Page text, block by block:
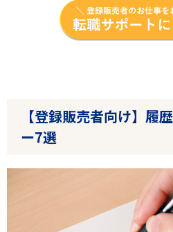
【登録販売者向け】履
ー7選